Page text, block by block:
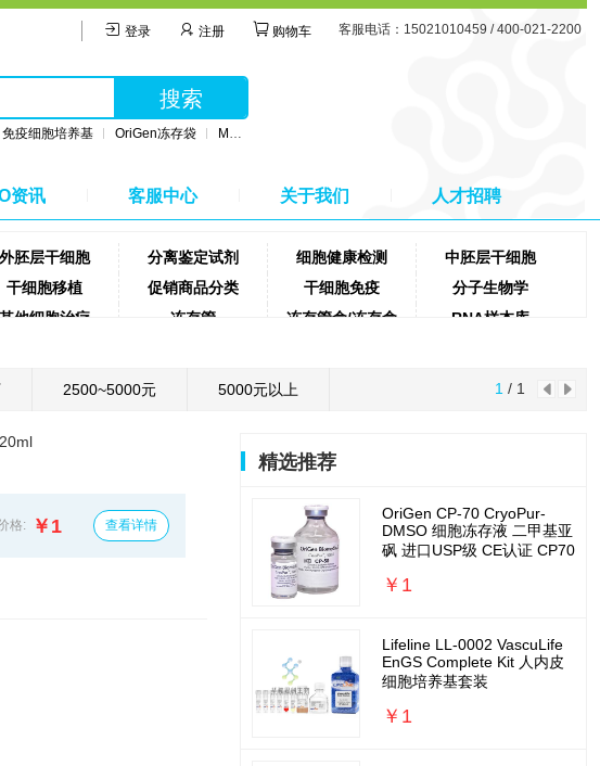
登录 注册 购物车 客服电话：15021010459 / 400-021-2200
搜索
疫细胞培养基 OriGen冻存袋 MSC无血清培养基
资讯 客服中心 关于我们 人才招聘
外胚层干细胞 分离鉴定试剂 细胞健康检测
中胚层干细胞
干细胞移植 促销商品分类 干细胞免疫
分子生物学
其他细胞治疗 冻存管 冻存管盒/冻存盒
RNA样本库
蛋白定量试剂盒
实验室耗材
2500~5000元 5000元以上 1 / 1
格: ￥1 查看详情
精选推荐
OriGen CP-70 CryoPur-
DMSO 细胞冻存液 二甲基亚
砜 进口USP级 CE认证 CP70
￥1
Lifeline LL-0002 VascuLife
EnGS Complete Kit 人内皮
细胞培养基套装
￥1